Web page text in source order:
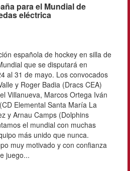
para el Mundial de
eléctrica
española de hockey en silla de
que se disputará en
al 31 de mayo. Los convocados
y Roger Badia (Dracs CEA)
Villanueva, Marcos Ortega Iván
Elemental Santa María La
y Arnau Camps (Dolphins
el mundial con muchas
más unido que nunca.
muy motivado y con confianza
juego...